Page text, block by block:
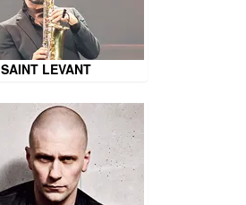
SAINT LEVANT